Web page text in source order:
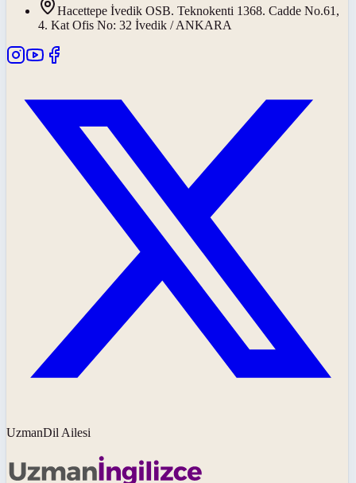
Hacettepe İvedik OSB. Teknokenti 1368. Cadde No.61,
4. Kat Ofis No: 32 İvedik / ANKARA
UzmanDil Ailesi